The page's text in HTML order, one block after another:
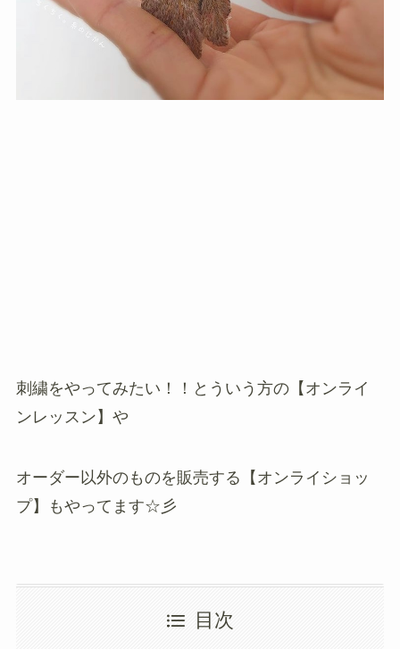
刺繍をやってみたい！！とういう方の【オンライ
ンレッスン】や
オーダー以外のものを販売する【オンライショッ
プ】もやってます☆彡
目次